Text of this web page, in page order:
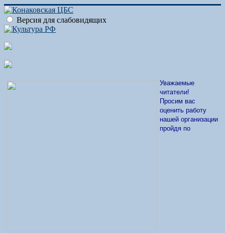
Версия для слабовидящих
Уважаемые
читатели!
Просим вас
оценить работу
нашей организации
пройдя по